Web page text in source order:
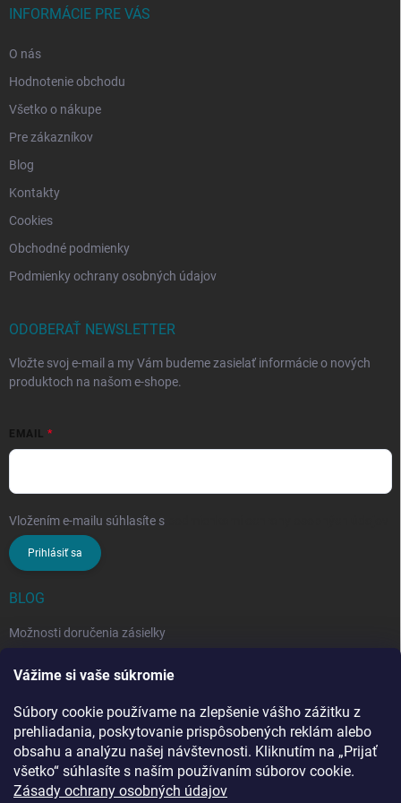
Vážime si vaše súkromie
Súbory cookie používame na zlepšenie vášho zážitku z
prehliadania, poskytovanie prispôsobených reklám alebo
obsahu a analýzu našej návštevnosti. Kliknutím na „Prijať
všetko“ súhlasíte s naším používaním súborov cookie.
Zásady ochrany osobných údajov
INFORMÁCIE PRE VÁS
O nás
Hodnotenie obchodu
Všetko o nákupe
Pre zákazníkov
Blog
Kontakty
Cookies
Obchodné podmienky
Podmienky ochrany osobných údajov
ODOBERAŤ NEWSLETTER
Vložte svoj e-mail a my Vám budeme zasielať informácie o nových
produktoch na našom e-shope.
EMAIL
Vložením e-mailu súhlasíte s
Prihlásiť sa
BLOG
Možnosti doručenia zásielky
vybrať?
Stropný sušiak bielizne na balkón: prečo si ho zvoliť? Týchto 7
benefitov si budete chváliť